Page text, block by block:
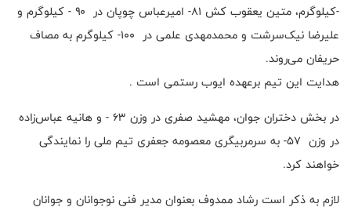
-کیلوگرم، متین یعقوب کش ۸۱- امیرعباس چوپان در ۹۰ - کیلوگرم و
علیرضا نیک‌سرشت و محمدمهدی علمی در ۱۰۰- کیلوگرم به مصاف
حریفان می‌روند.
هدایت این تیم برعهده ایوب رستمی است .
در بخش دختران جوان، مهشید صفری در وزن ۶۳ - و هانیه عباس‌زاده
در وزن ۵۷- به سرمربیگری معصومه جعفری تیم ملی را نمایندگی
خواهند کرد.
لازم به ذکر است رشاد ممدوف بعنوان مدیر فنی نوجوانان و جوانان